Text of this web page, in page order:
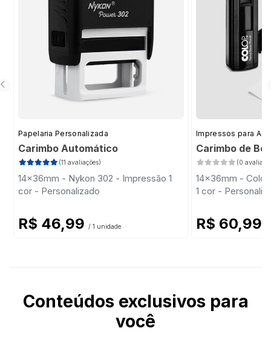
Papelaria Personalizada
Carimbo Automático
(11 avaliações)
14x36mm - Nykon 302 - Impressão 1
cor - Personalizado
R$ 46,99 / 1 unidade
Impressos para
Carimbo de
(0
14x36mm -
1 cor -
R$ 60,99
Conteúdos exclusivos para
você